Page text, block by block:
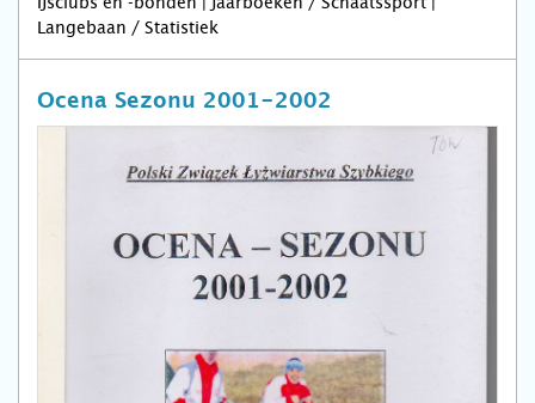
Langebaan / Statistiek
Ocena Sezonu 2001-2002